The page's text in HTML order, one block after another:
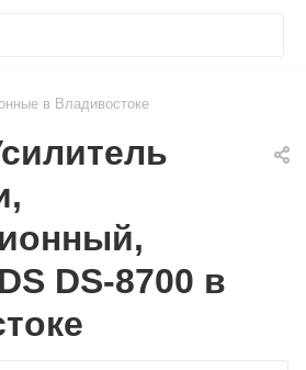
в Владивостоке
DS-8700 в